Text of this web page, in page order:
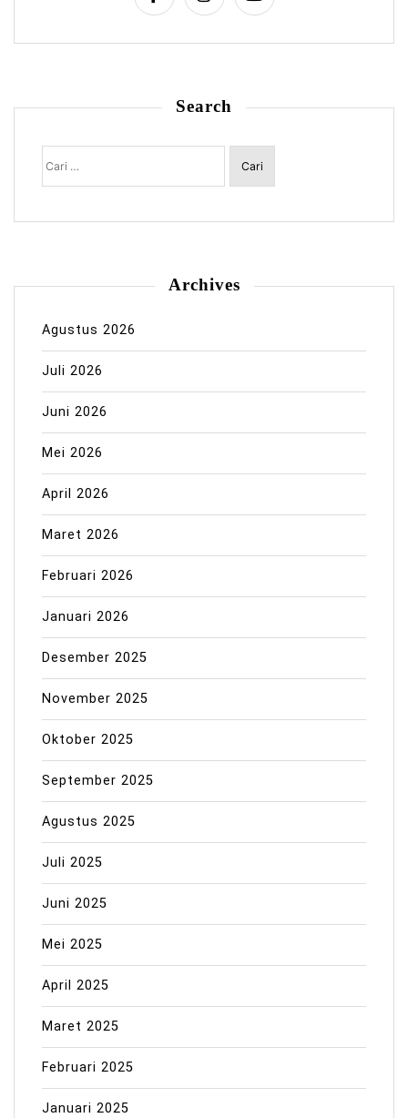
Search
Cari
untuk:
Archives
Agustus 2026
Juli 2026
Juni 2026
Mei 2026
April 2026
Maret 2026
Februari 2026
Januari 2026
Desember 2025
November 2025
Oktober 2025
September 2025
Agustus 2025
Juli 2025
Juni 2025
Mei 2025
April 2025
Maret 2025
Februari 2025
Januari 2025